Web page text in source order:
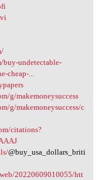
buy-undetectable-
cheap-...
g/makemoneysuccess
g/makemoneysuccess/c
citations?
@buy_usa_dollars_briti
20220609010055/htt